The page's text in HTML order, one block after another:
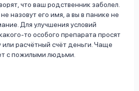
что ваш родственник заболел.
назовут его имя, а вы в панике не
Для улучшения условий
то особого препарата просят
или расчётный счёт деньги. Чаще
с пожилыми людьми.